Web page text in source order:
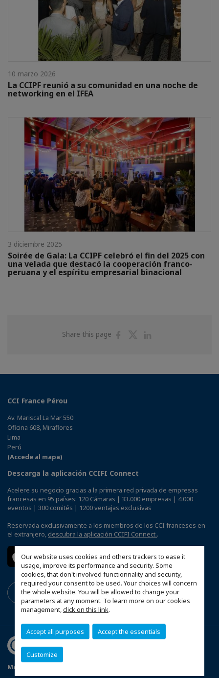
Our website uses cookies and others trackers to ease it
usage, improve its performance and security. Some
cookies, that don't involved functionnality and security,
required your consent to be used. Your choices will concern
the whole website. You will be allowed to change your
parameters at any moment. To learn more on our cookies
management,click on this link.
Accept all purposes Accept the essentials
Customize
10 marzo 2026
La CCIPF reunió a su comunidad en una noche de
networking en el IFEA
3 diciembre 2025
Soirée de Gala: La CCIPF celebró el fin del 2025 con
una velada que destacó la cooperación franco-
peruana y el espíritu empresarial binacional
Share this page
ShareShare
CCI France Pérou
Av. Mariscal La Mar 550
Oficina 608, Miraflores
Lima
Perú
(Accede al mapa)
Descarga la aplicación CCIFI Connect
Acelere su negocio gracias a la primera red privada de empresas
francesas en 95 países: 120 Cámaras | 33.000 empresas | 4.000
eventos | 300 comités | 1200 ventajas exclusivas
Reservada exclusivamente a los miembros de los CCI franceses en
el extranjero, descubra la aplicación CCIFI Connect..
Mapa del sitio